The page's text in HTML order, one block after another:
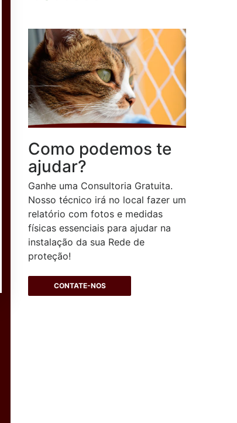
Como podemos te
ajudar?
Ganhe uma Consultoria Gratuita.
Nosso técnico irá no local fazer um
relatório com fotos e medidas
físicas essenciais para ajudar na
instalação da sua Rede de
proteção!
CONTATE-NOS